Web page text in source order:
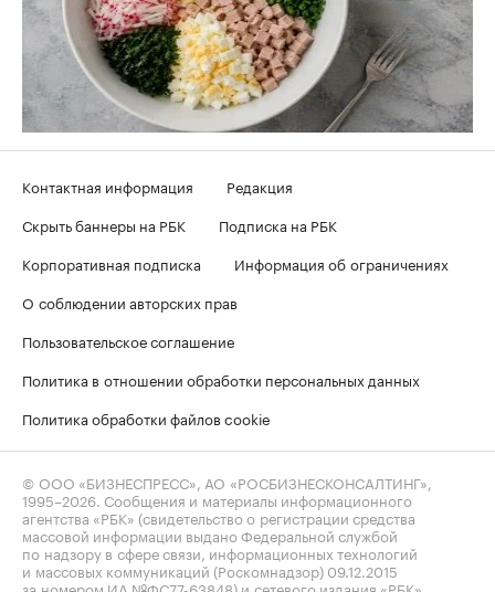
Контактная информация
Редакция
Скрыть баннеры на РБК
Подписка на РБК
Корпоративная подписка
Информация об ограничениях
О соблюдении авторских прав
Пользовательское соглашение
Политика в отношении обработки персональных данных
Политика обработки файлов cookie
© ООО «БИЗНЕСПРЕСС», АО «РОСБИЗНЕСКОНСАЛТИНГ»,
1995–2026 . Сообщения и материалы информационного
агентства «РБК» (свидетельство о регистрации средства
массовой информации выдано Федеральной службой
по надзору в сфере связи, информационных технологий
и массовых коммуникаций (Роскомнадзор) 09.12.2015
за номером ИА №ФС77-63848) и сетевого издания «РБК»